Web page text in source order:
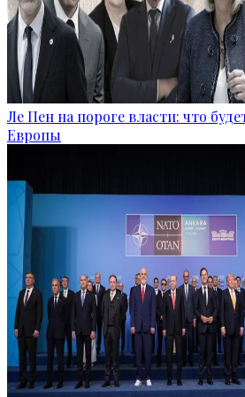
Ле Пен на пороге власти: что
Европы